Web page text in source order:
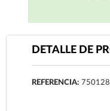
DETALLE DE
REFERENCIA: